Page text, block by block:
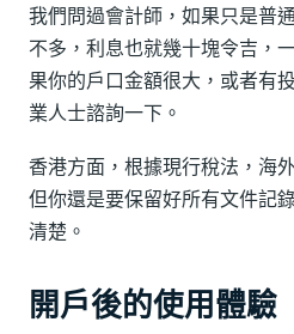
我們問過會計師，如果只是普
不多，利息也就幾十塊令吉，
果你的戶口金額很大，或者有
業人士諮詢一下。
香港方面，根據現行稅法，海
但你還是要保留好所有文件記
清楚。
開戶後的使用體驗